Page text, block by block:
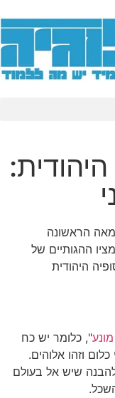
היהודית:
המאה הראשונה
ההגותיים של
היהודית
", כלומר יש כח
וזהו אלוהים.
שיש אל בעולם